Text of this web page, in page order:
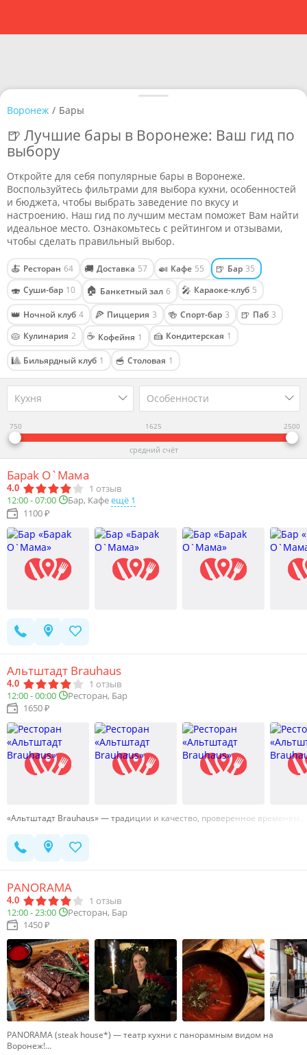
Воронеж / Бары
🍺 Лучшие бары в Воронеже: Ваш гид по
выбору
Откройте для себя популярные бары в Воронеже.
Воспользуйтесь фильтрами для выбора кухни, особенностей
и бюджета, чтобы выбрать заведение по вкусу и
настроению. Наш гид по лучшим местам поможет Вам найти
идеальное место. Ознакомьтесь с рейтингом и отзывами,
чтобы сделать правильный выбор.
🍝 Ресторан 64 🚚 Доставка 57 🍛 Кафе 55 🍺 Бар 35
🍣 Суши-бар 10 🏠 Банкетный зал 6 🎤 Караоке-клуб 5
👑 Ночной клуб 4 🍕 Пиццерия 3 🍻 Спорт-бар 3 🍺 Паб 3
🥧 Кулинария 2 ☕ Кофейня 1 🍰 Кондитерская 1
🎱 Бильярдный клуб 1 🥣 Столовая 1
Кухня Особенности
750 1625 2500
средний счёт
Барak О`Мaмa
4.0 1 отзыв
12:00 - 07:00
Бар, Кафеещё 1
1100 ₽
Альтштадт Brauhaus
4.0 1 отзыв
12:00 - 00:00
Ресторан, Бар
1650 ₽
«Альтштадт Brauhaus» — традиции и качество, проверенное временем…
PANORAMA
4.0 1 отзыв
12:00 - 23:00
Ресторан, Бар
1450 ₽
PANORAMA (steak house*) — театр кухни с панорамным видом на
Воронеж!…